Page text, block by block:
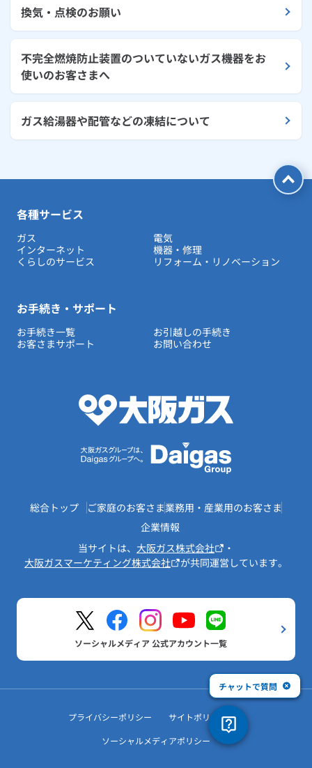
換気・点検のお願い
不完全燃焼防止装置のついていないガス機器をお
使いのお客さまへ
ガス給湯器や配管などの凍結について
各種サービス
ガス
電気
インターネット
機器・修理
くらしのサービス
リフォーム・リノベーション
お手続き・サポート
お手続き一覧
お引越しの手続き
お客さまサポート
お問い合わせ
総合トップ ご家庭のお客さま業務用・産業用のお客さま
企業情報
当サイトは、 大阪ガス株式会社
・
大阪ガスマーケティング株式会社
が共同運営しています。
ソーシャルメディア 公式アカウント一覧
プライバシーポリシー
サイトポリシー
ソーシャルメディアポリシー
チャットで質問